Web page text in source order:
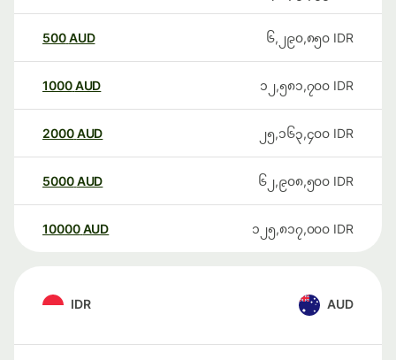
500AUD ၆,၂၉၀,၈၅၀ IDR
1000AUD ၁၂,၅၈၁,၇၀၀ IDR
2000AUD ၂၅,၁၆၃,၄၀၀ IDR
5000AUD ၆၂,၉၀၈,၅၀၀ IDR
10000 AUD ၁၂၅,၈၁၇,၀၀၀ IDR
IDR AUD